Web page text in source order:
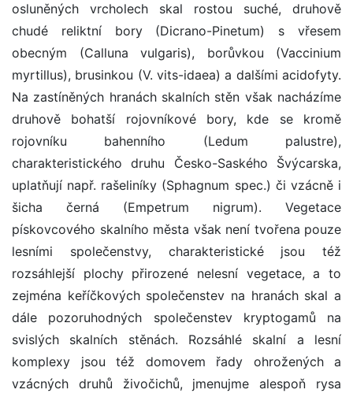
osluněných vrcholech skal rostou suché, druhově
chudé reliktní bory (Dicrano-Pinetum) s vřesem
obecným (Calluna vulgaris), borůvkou (Vaccinium
myrtillus), brusinkou (V. vits-idaea) a dalšími acidofyty.
Na zastíněných hranách skalních stěn však nacházíme
druhově bohatší rojovníkové bory, kde se kromě
rojovníku bahenního (Ledum palustre),
charakteristického druhu Česko-Saského Švýcarska,
uplatňují např. rašeliníky (Sphagnum spec.) či vzácně i
šicha černá (Empetrum nigrum). Vegetace
pískovcového skalního města však není tvořena pouze
lesními společenstvy, charakteristické jsou též
rozsáhlejší plochy přirozené nelesní vegetace, a to
zejména keříčkových společenstev na hranách skal a
dále pozoruhodných společenstev kryptogamů na
svislých skalních stěnách. Rozsáhlé skalní a lesní
komplexy jsou též domovem řady ohrožených a
vzácných druhů živočichů, jmenujme alespoň rysa